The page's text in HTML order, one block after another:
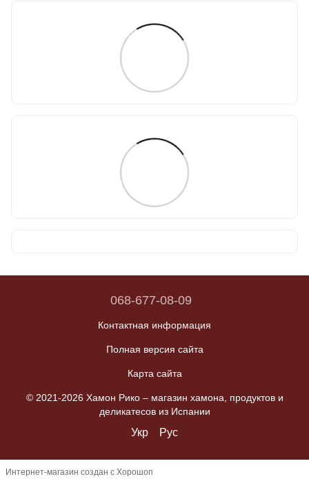
068-677-08-09
Контактная информация
Полная версия сайта
Карта сайта
© 2021-2026 Хамон Рико – магазин хамона, продуктов и
деликатесов из Испании
Укр Рус
Интернет-магазин создан с Хорошоп